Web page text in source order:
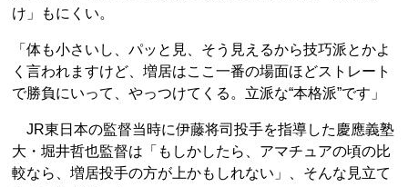
け」もにくい。
「体も小さいし、パッと見、そう見えるから技巧派とかよ
く言われますけど、増居はここ一番の場面ほどストレート
で勝負にいって、やっつけてくる。立派な“本格派”です」
JR東日本の監督当時に伊藤将司投手を指導した慶應義塾
大・堀井哲也監督は「もしかしたら、アマチュアの頃の比
較なら、増居投手の方が上かもしれない」、そんな見立て